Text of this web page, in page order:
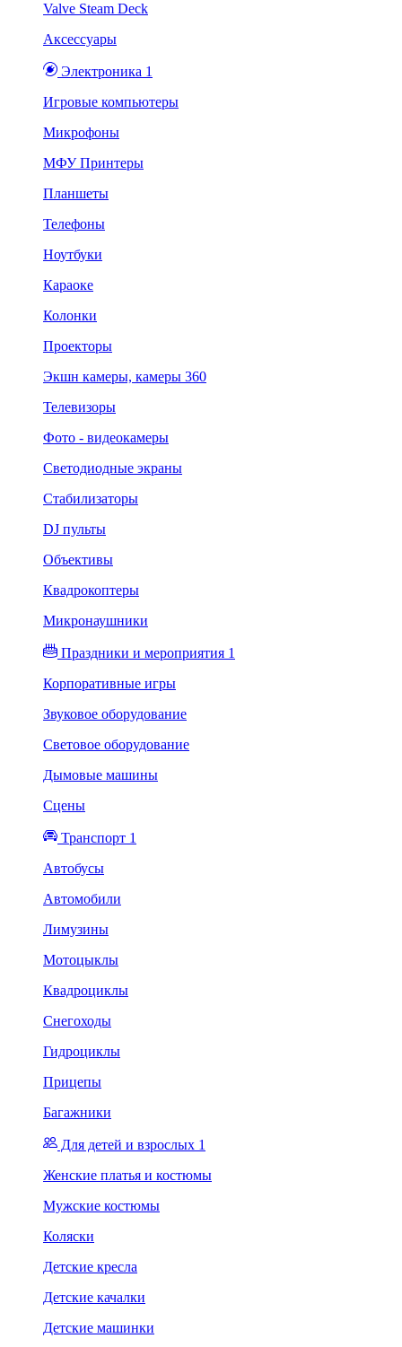
Valve Steam Deck
Аксессуары
Электроника 1
Игровые компьютеры
Микрофоны
МФУ Принтеры
Планшеты
Телефоны
Ноутбуки
Караоке
Колонки
Проекторы
Экшн камеры, камеры 360
Телевизоры
Фото - видеокамеры
Светодиодные экраны
Стабилизаторы
DJ пульты
Объективы
Квадрокоптеры
Микронаушники
Праздники и мероприятия 1
Корпоративные игры
Звуковое оборудование
Световое оборудование
Дымовые машины
Сцены
Транспорт 1
Автобусы
Автомобили
Лимузины
Мотоцыклы
Квадроциклы
Снегоходы
Гидроциклы
Прицепы
Багажники
Для детей и взрослых 1
Женские платья и костюмы
Мужские костюмы
Коляски
Детские кресла
Детские качалки
Детские машинки